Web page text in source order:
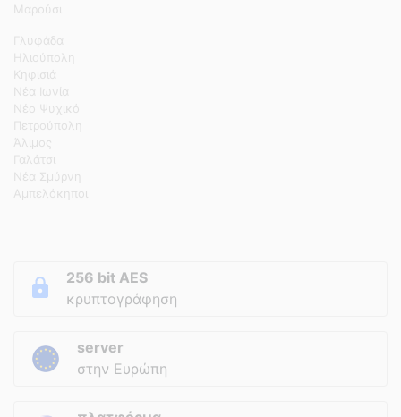
Μαρούσι
Γλυφάδα
Ηλιούπολη
Κηφισιά
Νέα Ιωνία
Νέο Ψυχικό
Πετρούπολη
Άλιμος
Γαλάτσι
Νέα Σμύρνη
Αμπελόκηποι
256 bit AES
κρυπτογράφηση
server
στην Ευρώπη